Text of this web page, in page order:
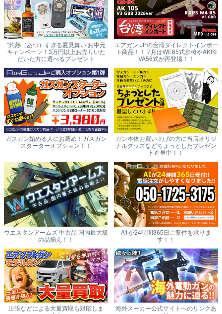
"灼熱（あつ）すぎる夏見舞い!お中元
キャンペーン！3万円以上お売りいた
だいた方に選べるプレゼント
エアガン.JPの台湾ダイレクトインポー
ト商品！！ 7月はWE65式歩槍やAKRI
VA56式が再登場！！
ガスガン始める人にお薦め！ガスガン
スターターオプション！！
ガン本体お買い上げの方に当店オリジ
ナルグッズなどちょっとしたプレゼン
ト進呈中！！
ウエスタンアームズ 中古品 国内最大級
の品揃え！！
A1が24時間365日ご要件を承りま
す！！
出張などによる大量買取も対応しま
海外メーカー公式サイトへのリンクあ